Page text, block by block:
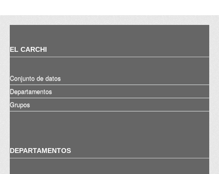
EL CARCHI
Conjunto de datos
Departamentos
Grupos
DEPARTAMENTOS